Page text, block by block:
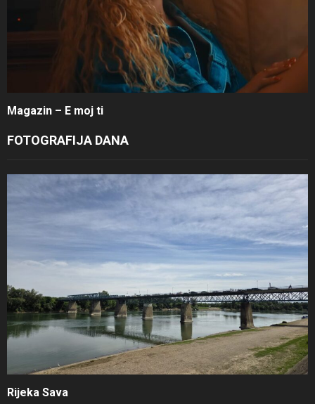
Magazin – E moj ti
FOTOGRAFIJA DANA
Rijeka Sava